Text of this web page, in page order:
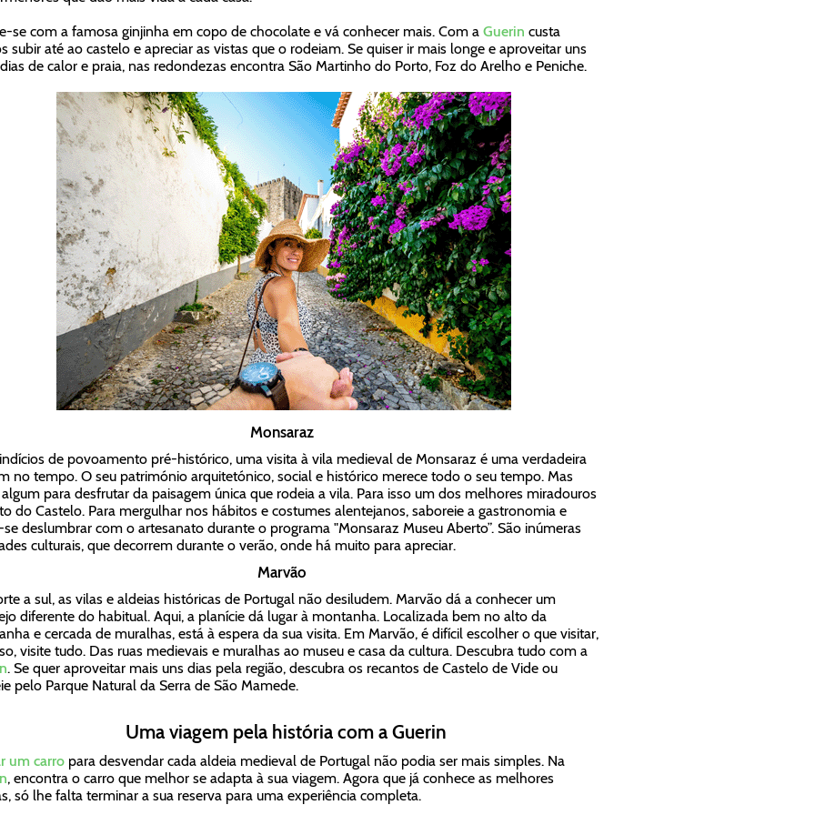
se com a famosa ginjinha em copo de chocolate e vá conhecer mais. Com a Guerin custa
subir até ao castelo e apreciar as vistas que o rodeiam. Se quiser ir mais longe e aproveitar uns
de calor e praia, nas redondezas encontra São Martinho do Porto, Foz do Arelho e Peniche.
Monsaraz
de povoamento pré-histórico, uma visita à vila medieval de Monsaraz é uma verdadeira
no tempo. O seu património arquitetónico, social e histórico merece todo o seu tempo. Mas
para desfrutar da paisagem única que rodeia a vila. Para isso um dos melhores miradouros
do Castelo. Para mergulhar nos hábitos e costumes alentejanos, saboreie a gastronomia e
deslumbrar com o artesanato durante o programa "Monsaraz Museu Aberto”. São inúmeras
culturais, que decorrem durante o verão, onde há muito para apreciar.
Marvão
a sul, as vilas e aldeias históricas de Portugal não desiludem. Marvão dá a conhecer um
diferente do habitual. Aqui, a planície dá lugar à montanha. Localizada bem no alto da
e cercada de muralhas, está à espera da sua visita. Em Marvão, é difícil escolher o que visitar,
visite tudo. Das ruas medievais e muralhas ao museu e casa da cultura. Descubra tudo com a
. Se quer aproveitar mais uns dias pela região, descubra os recantos de Castelo de Vide ou
pelo Parque Natural da Serra de São Mamede.
Uma viagem pela história com a Guerin
um carropara desvendar cada aldeia medieval de Portugal não podia ser mais simples. Na
, encontra o carro que melhor se adapta à sua viagem. Agora que já conhece as melhores
só lhe falta terminar a sua reserva para uma experiência completa.